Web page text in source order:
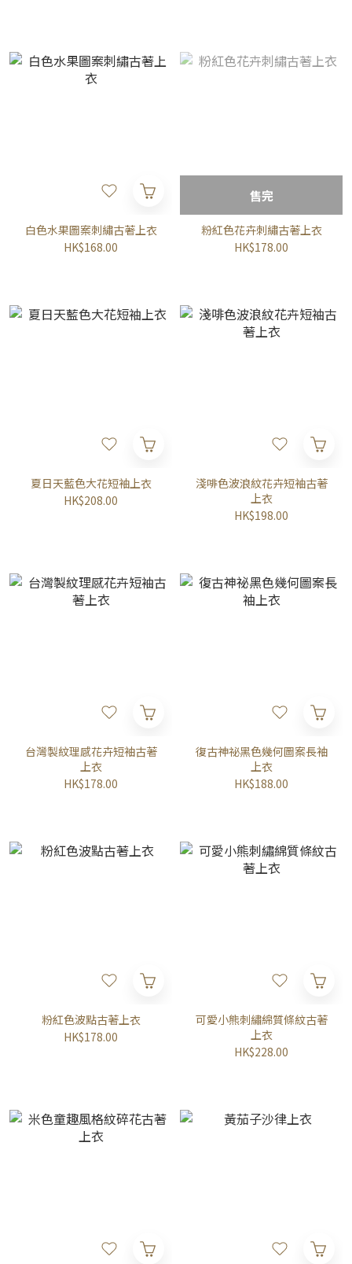
白色水果圖案刺繡古著上衣
HK$168.00
售完
粉紅色花卉刺繡古著上衣
HK$178.00
夏日天藍色大花短袖上衣
HK$208.00
淺啡色波浪紋花卉短袖古著
上衣
HK$198.00
台灣製紋理感花卉短袖古著
上衣
HK$178.00
復古神祕黑色幾何圖案長袖
上衣
HK$188.00
粉紅色波點古著上衣
HK$178.00
可愛小熊刺繡綿質條紋古著
上衣
HK$228.00